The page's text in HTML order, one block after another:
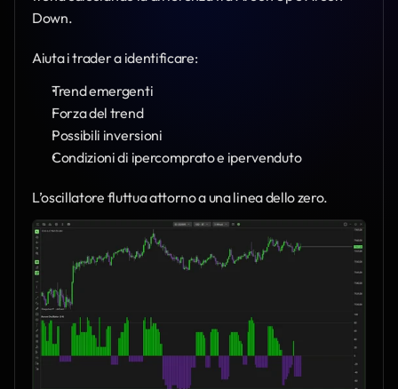
Down.
Aiuta i trader a identificare:
Trend emergenti
Forza del trend
Possibili inversioni
Condizioni di ipercomprato e ipervenduto
L’oscillatore fluttua attorno a una linea dello zero.